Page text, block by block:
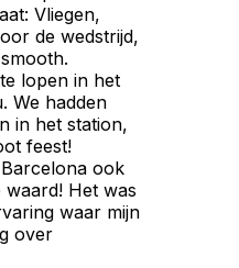
Vliegen,
de wedstrijd,
lopen in het
We hadden
in het station,
feest!
ook
Het was
waar mijn
over